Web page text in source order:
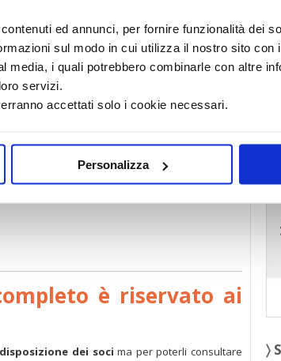
ed annunci, per fornire funzionalità dei
sul modo in cui utilizza il nostro sito con
media, i quali potrebbero combinarle con altre
servizi.
accettati solo i cookie necessari.
Personalizza
e condominii
è riservato ai
dei soci ma per poterli consultare